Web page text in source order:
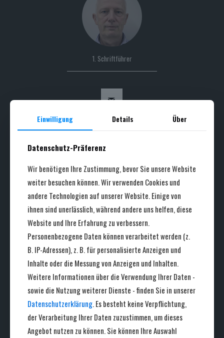
1. Schriftführer
ANNA VITT
2. Schriftführerin
JAN SEIDEL
Einwilligung Details Über
Datenschutz-Präferenz
Wir benötigen Ihre Zustimmung, bevor Sie unsere Website
weiter besuchen können. Wir verwenden Cookies und
andere Technologien auf unserer Website. Einige von
ihnen sind unerlässlich, während andere uns helfen, diese
Website und Ihre Erfahrung zu verbessern.
Personenbezogene Daten können verarbeitet werden (z.
B. IP-Adressen), z. B. für personalisierte Anzeigen und
Inhalte oder die Messung von Anzeigen und Inhalten.
Weitere Informationen über die Verwendung Ihrer Daten -
sowie die Nutzung weiterer Dienste - finden Sie in unserer
Datenschutzerklärung. Es besteht keine Verpflichtung,
der Verarbeitung Ihrer Daten zuzustimmen, um dieses
Angebot nutzen zu können. Sie können Ihre Auswahl